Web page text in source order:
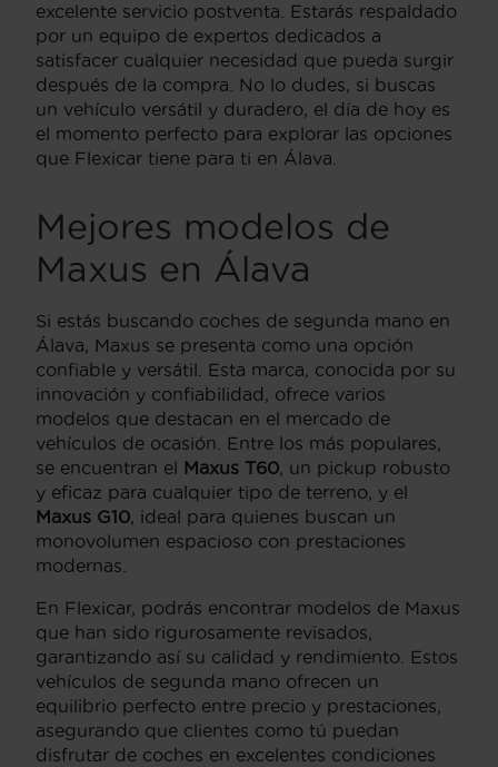
excelente servicio postventa. Estarás respaldado
por un equipo de expertos dedicados a
satisfacer cualquier necesidad que pueda surgir
después de la compra. No lo dudes, si buscas
un vehículo versátil y duradero, el día de hoy es
el momento perfecto para explorar las opciones
que Flexicar tiene para ti en Álava.
Mejores modelos de
Maxus en Álava
Si estás buscando coches de segunda mano en
Álava, Maxus se presenta como una opción
confiable y versátil. Esta marca, conocida por su
innovación y confiabilidad, ofrece varios
modelos que destacan en el mercado de
vehículos de ocasión. Entre los más populares,
se encuentran el Maxus T60, un pickup robusto
y eficaz para cualquier tipo de terreno, y el
Maxus G10, ideal para quienes buscan un
monovolumen espacioso con prestaciones
modernas.
En Flexicar, podrás encontrar modelos de Maxus
que han sido rigurosamente revisados,
garantizando así su calidad y rendimiento. Estos
vehículos de segunda mano ofrecen un
equilibrio perfecto entre precio y prestaciones,
asegurando que clientes como tú puedan
disfrutar de coches en excelentes condiciones